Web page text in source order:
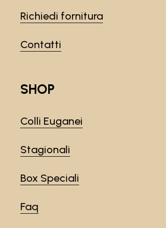
Richiedi fornitura
Contatti
SHOP
Colli Euganei
Stagionali
Box Speciali
Faq